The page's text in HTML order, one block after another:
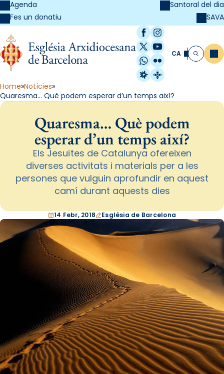
Agenda
Fes un donatiu
Santoral del dia
SAVA
Facebook
Instagram
X / Twitter
YouTube
WhatsApp
Flickr
Radio Estel
Catalunya
CA Cerca
Home Notícies
Quaresma… Què podem esperar d’un temps així?
Quaresma… Què podem
esperar d’un temps així?
Els Jesuïtes de Catalunya ofereixen
diverses activitats i materials per a les
persones que vulguin aprofundir en aquest
camí durant aquests dies
14 Febr, 2018 Església de Barcelona